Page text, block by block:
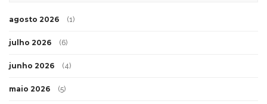
agosto 2026 (1)
julho 2026 (6)
junho 2026 (4)
maio 2026 (5)